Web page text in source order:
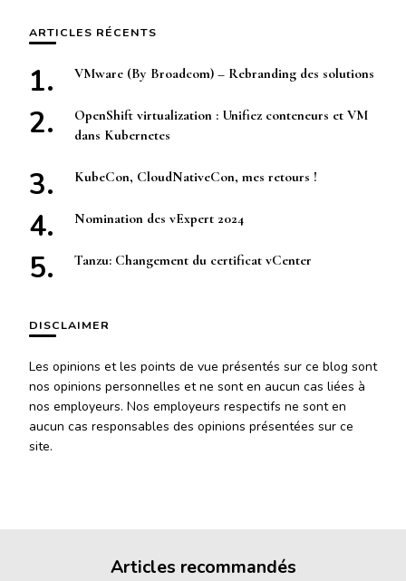
ARTICLES RÉCENTS
VMware (By Broadcom) – Rebranding des solutions
OpenShift virtualization : Unifiez conteneurs et VM
dans Kubernetes
KubeCon, CloudNativeCon, mes retours !
Nomination des vExpert 2024
Tanzu: Changement du certificat vCenter
DISCLAIMER
Les opinions et les points de vue présentés sur ce blog sont
nos opinions personnelles et ne sont en aucun cas liées à
nos employeurs. Nos employeurs respectifs ne sont en
aucun cas responsables des opinions présentées sur ce
site.
Articles recommandés